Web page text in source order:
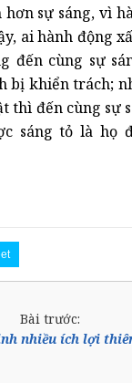
sự sáng, vì
ai hành động
đến cùng sự
bị khiển trách;
thì đến cùng sự
sáng tỏ là họ
Bài trước:
nhiều ích lợi